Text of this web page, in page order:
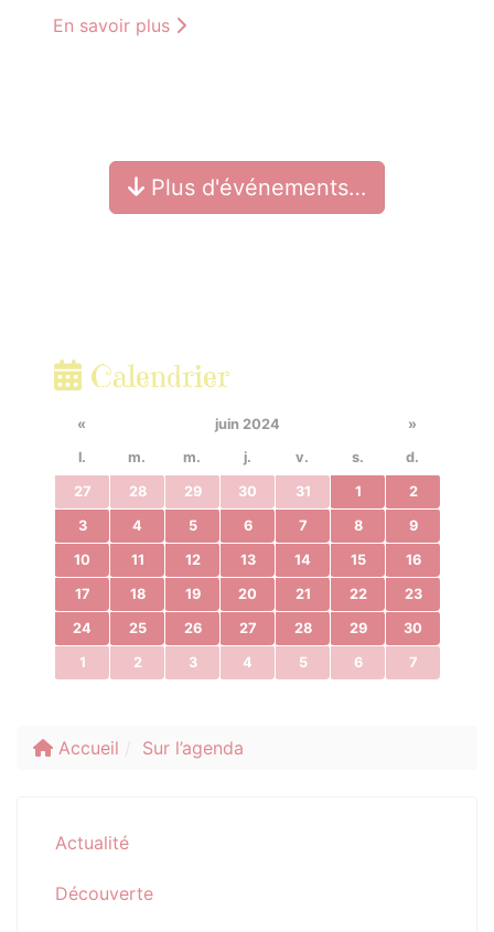
En savoir plus
Plus d'événements…
Calendrier
« juin 2024
»
l.
m. m. j. v. s. d.
27 28 29 30 31 1 2
3 4 5 6 7 8 9
10 11 12 13 14 15 16
17 18 19 20 21 22 23
24 25 26 27 28 29 30
1 2 3 4 5 6 7
Accueil Sur l’agenda
Actualité
Découverte